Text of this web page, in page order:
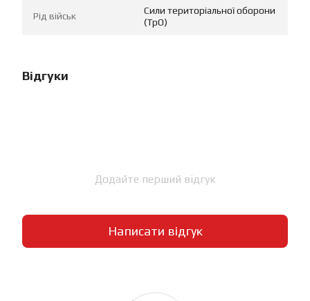
Рід військ
Сили територіальної оборони
(ТрО)
Відгуки
Додайте перший відгук
Написати відгук